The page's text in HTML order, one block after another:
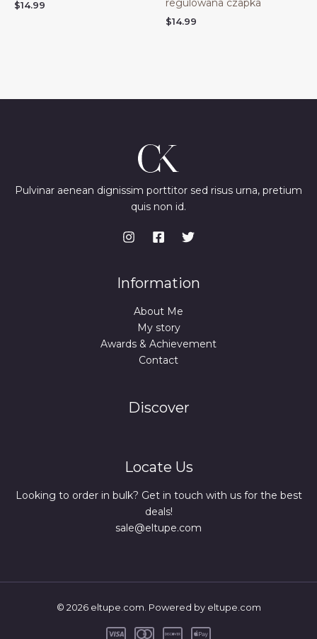
$14.99
regulowana czapka
$14.99
Pulvinar aenean dignissim porttitor sed risus urna, pretium
quis non id.
Information
About Me
My story
Awards & Achievement
Contact
Discover
Locate Us
Looking to order in bulk? Get in touch with us for the best
deals!
sale@eltupe.com
© 2026 eltupe.com. Powered by eltupe.com